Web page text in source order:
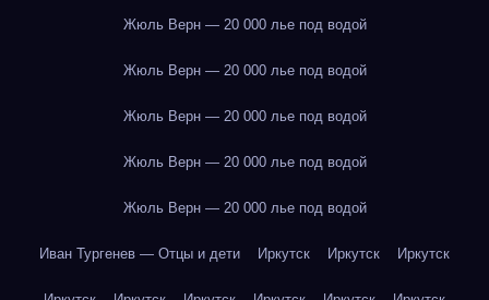
Жюль Верн — 20 000 лье под водой
Жюль Верн — 20 000 лье под водой
Жюль Верн — 20 000 лье под водой
Жюль Верн — 20 000 лье под водой
Жюль Верн — 20 000 лье под водой
Иван Тургенев — Отцы и дети Иркутск Иркутск Иркутск